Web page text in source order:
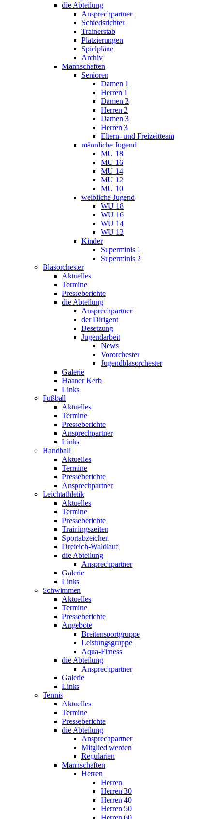
die Abteilung
Ansprechpartner
Schiedsrichter
Trainerstab
Platzierungen
Spielpläne
Archiv
Mannschaften
Senioren
Damen 1
Herren 1
Damen 2
Herren 2
Damen 3
Herren 3
Eltern- und Freizeitteam
männliche Jugend
MU 18
MU 16
MU 14
MU 12
MU 10
weibliche Jugend
WU 18
WU 16
WU 14
WU 12
Kinder
Superminis 1
Superminis 2
Blasorchester
Aktuelles
Termine
Presseberichte
die Abteilung
Ansprechpartner
der Dirigent
Besetzung
Jugendarbeit
News
Vororchester
Jugendblasorchester
Galerie
Haaner Kerb
Links
Fußball
Aktuelles
Termine
Presseberichte
Ansprechpartner
Links
Handball
Aktuelles
Termine
Presseberichte
Ansprechpartner
Leichtathletik
Aktuelles
Termine
Presseberichte
Trainingszeiten
Sportabzeichen
Dreieich-Waldlauf
die Abteilung
Ansprechpartner
Galerie
Links
Schwimmen
Aktuelles
Termine
Presseberichte
Angebote
Breitensportgruppe
Leistungsgruppe
Aqua-Fitness
die Abteilung
Ansprechpartner
Galerie
Links
Tennis
Aktuelles
Termine
Presseberichte
die Abteilung
Ansprechpartner
Mitglied werden
Regularien
Mannschaften
Herren
Herren
Herren 30
Herren 40
Herren 50
Herren 60